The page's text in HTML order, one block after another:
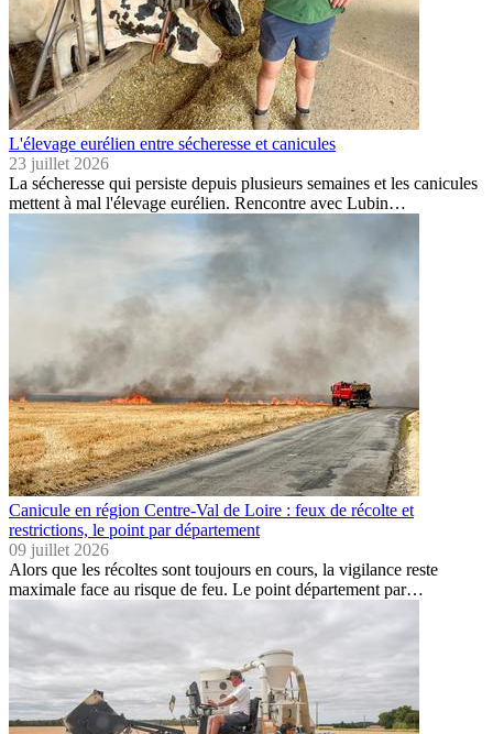
L'élevage eurélien entre sécheresse et canicules
23 juillet 2026
La sécheresse qui persiste depuis plusieurs semaines et les canicules
mettent à mal l'élevage eurélien. Rencontre avec Lubin…
Canicule en région Centre-Val de Loire : feux de récolte et
restrictions, le point par département
09 juillet 2026
Alors que les récoltes sont toujours en cours, la vigilance reste
maximale face au risque de feu. Le point département par…